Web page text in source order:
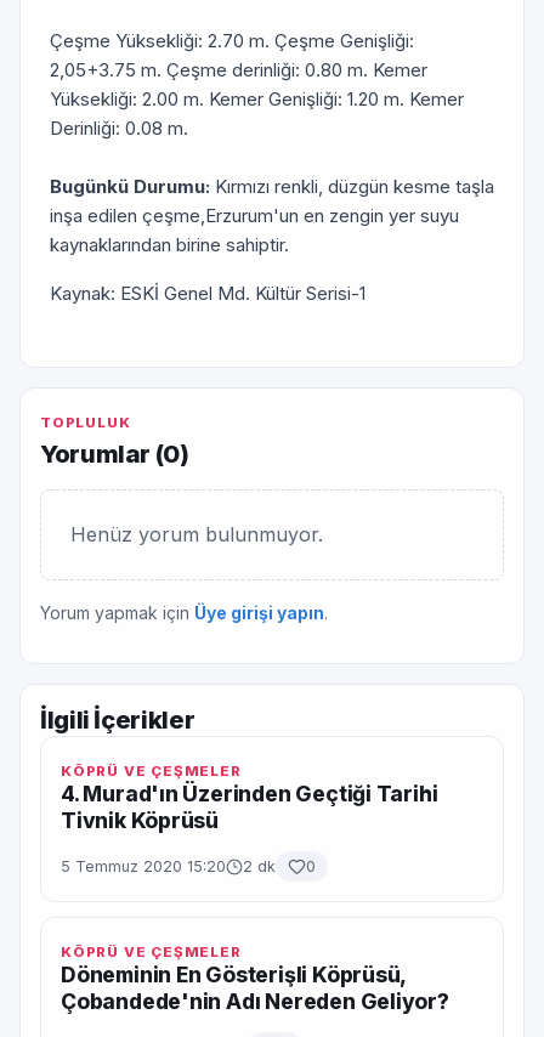
Çeşme Yüksekliği: 2.70 m. Çeşme Genişliği:
2,05+3.75 m. Çeşme derinliği: 0.80 m. Kemer
Yüksekliği: 2.00 m. Kemer Genişliği: 1.20 m. Kemer
Derinliği: 0.08 m.
Bugünkü Durumu: Kırmızı renkli, düzgün kesme taşla
inşa edilen çeşme,Erzurum'un en zengin yer suyu
kaynaklarından birine sahiptir.
Kaynak: ESKİ Genel Md. Kültür Serisi-1
TOPLULUK
Yorumlar (0)
Henüz yorum bulunmuyor.
Yorum yapmak için Üye girişi yapın.
İlgili İçerikler
KÖPRÜ VE ÇEŞMELER
4. Murad'ın Üzerinden Geçtiği Tarihi
Tivnik Köprüsü
5 Temmuz 2020 15:20 2 dk 0
KÖPRÜ VE ÇEŞMELER
Döneminin En Gösterişli Köprüsü,
Çobandede'nin Adı Nereden Geliyor?